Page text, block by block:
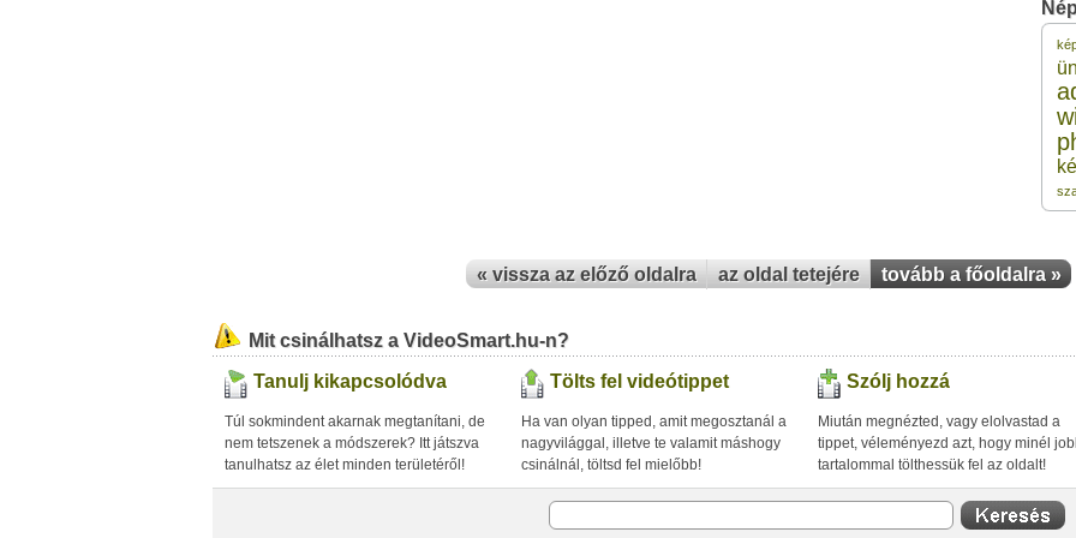
« vissza az előző oldalra az oldal tetejére tovább a főoldalra »
Mit csinálhatsz a VideoSmart.hu-n?
Tanulj kikapcsolódva
Túl sokmindent akarnak megtanítani, de
nem tetszenek a módszerek? Itt játszva
tanulhatsz az élet minden területéről!
Tölts fel videótippet
Ha van olyan tipped, amit megosztanál a
nagyvilággal, illetve te valamit máshogy
csinálnál, töltsd fel mielőbb!
Szólj hozzá
Miután megnézted, vagy elolvastad a
tippet, véleményezd azt, hogy minél
tartalommal tölthessük fel az oldalt!